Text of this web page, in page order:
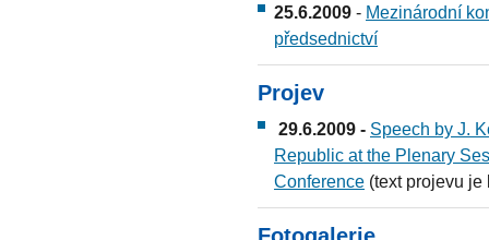
25.6.2009 - Mezinárodní
předsednictví
Projev
29.6.2009 - Speech by J.
Republic at the Plenary
Conference (text projevu